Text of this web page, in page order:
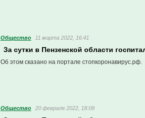
Общество 11 марта 2022, 16:41
За сутки в Пензенской области
Об этом сказано на портале стопкоронавирус.рф.
Общество 20 февраля 2022, 18:09